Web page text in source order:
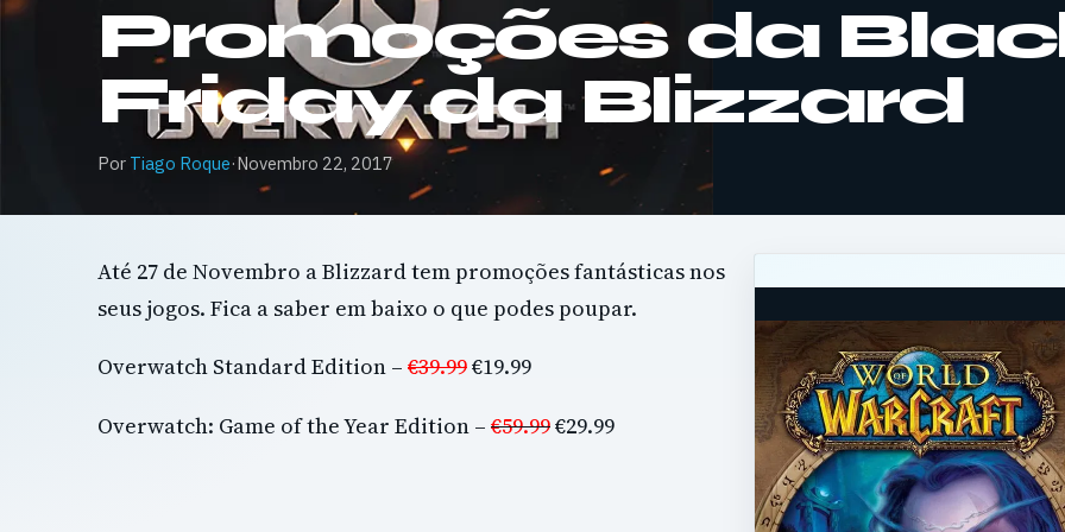
Promoções da
Friday da Blizzard
Por Tiago Roque·Novembro 22, 2017
Até 27 de Novembro a Blizzard tem promoções fantásticas nos
seus jogos. Fica a saber em baixo o que podes poupar.
Overwatch Standard Edition – €39.99€19.99
Overwatch: Game of the Year Edition – €59.99€29.99